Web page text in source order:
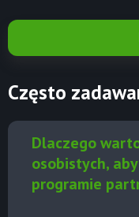
Często
Dlaczego
osobistych,
programie